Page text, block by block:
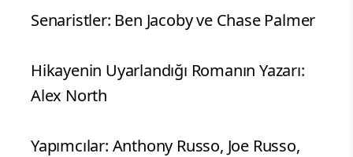
Senaristler: Ben Jacoby ve Chase Palmer
Hikayenin Uyarlandığı Romanın Yazarı:
Alex North
Yapımcılar: Anthony Russo, Joe Russo,